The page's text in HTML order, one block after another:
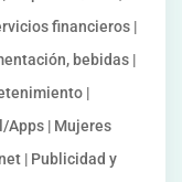
financieros |
bebidas |
|
Apps | Mujeres
| Publicidad y